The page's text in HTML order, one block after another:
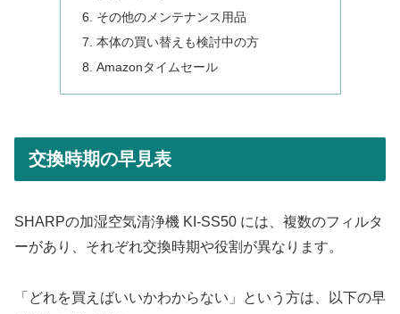
その他のメンテナンス用品
本体の買い替えも検討中の方
Amazonタイムセール
交換時期の早見表
SHARPの加湿空気清浄機 KI-SS50 には、複数のフィルタ
ーがあり、それぞれ交換時期や役割が異なります。
「どれを買えばいいかわからない」という方は、以下の早